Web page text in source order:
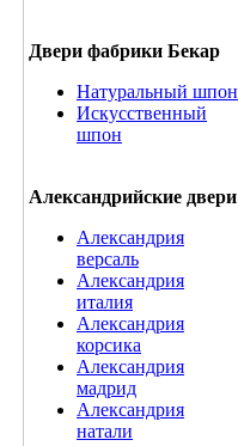
Двери фабрики Бекар
Натуральный шпон
Искусственный
шпон
Александрийские двери
Александрия
версаль
Александрия
италия
Александрия
корсика
Александрия
мадрид
Александрия
натали